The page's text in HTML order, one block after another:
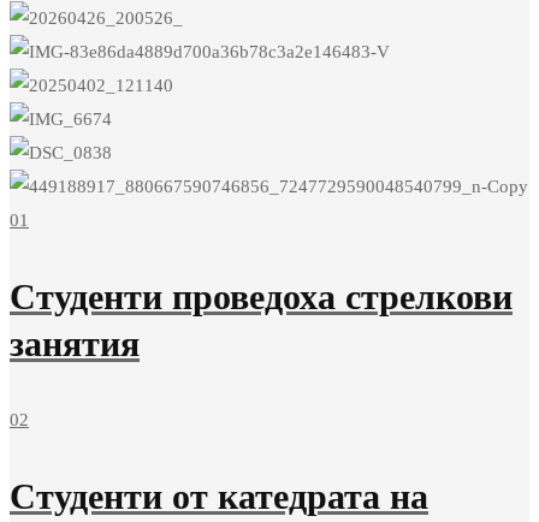
01
Студенти проведоха стрелкови
занятия
02
Студенти от катедрата на